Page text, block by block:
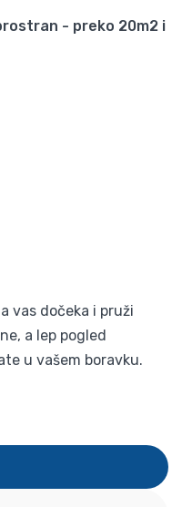
- preko 20m2 i
vas dočeka i pruži
a lep pogled
u vašem boravku.